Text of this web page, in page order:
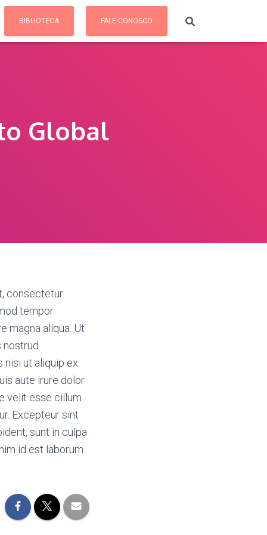
BIBLIOTECA FALE CONOSCO
Global
consectetur
tempor
magna aliqua. Ut
nostrud
nisi ut aliquip ex
aute irure dolor
velit esse cillum
Excepteur sint
sunt in culpa
id est laborum.